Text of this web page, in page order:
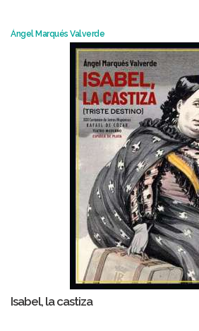
Ángel Marqués Valverde
Isabel, la castiza